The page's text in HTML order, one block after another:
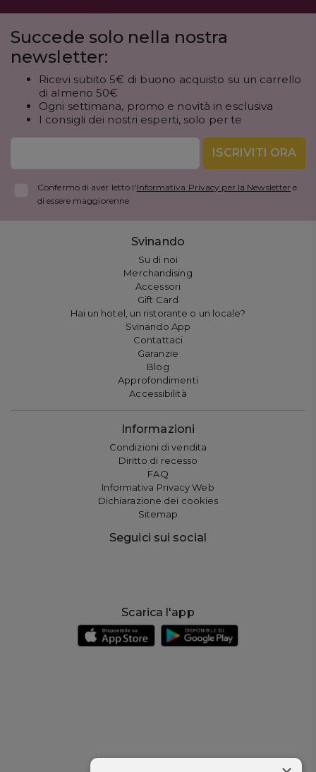
Succede solo nella nostra
newsletter:
Ricevi subito 5€ di buono acquisto su un carrello
di almeno 50€
Ogni settimana, promo e novità in esclusiva
I consigli dei nostri esperti, solo per te
ISCRIVITI ORA
Confermo di aver letto l' Informativa Privacy per la Newsletter e
di essere maggiorenne
Svinando
Su di noi
Merchandising
Accessori
Gift Card
Hai un hotel, un ristorante o un locale?
Svinando App
Contattaci
Garanzie
Blog
Approfondimenti
Accessibilità
Informazioni
Condizioni di vendita
Diritto di recesso
FAQ
Informativa Privacy Web
Dichiarazione dei cookies
Sitemap
Seguici sui social
Scarica l'app